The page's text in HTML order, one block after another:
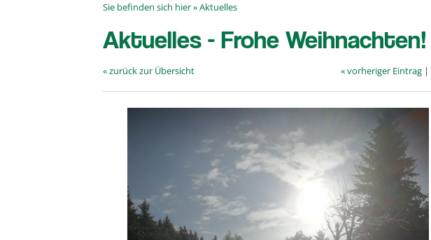
Sie befinden sich hier »Aktuelles
Aktuelles - Frohe Weihnachten!
« zurück zur Übersicht « vorheriger Eintrag |